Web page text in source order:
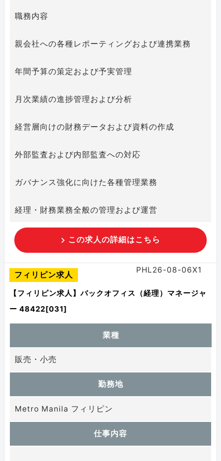
職務内容
親会社への各種レポーティングおよび連携業務
年間予算の策定および予実管理
月次業績の進捗管理および分析
経営層向けの財務データおよび資料の作成
外部監査および内部監査への対応
ガバナンス強化に向けた各種管理業務
経理・財務業務全般の管理および運営
この求人の詳細はこちら
フィリピン求人
PHL26-08-06X1
【フィリピン求人】バックオフィス（経理）マネージャ
ー 48422[031]
業種
販売・小売
勤務地
Metro Manila フィリピン
仕事内容